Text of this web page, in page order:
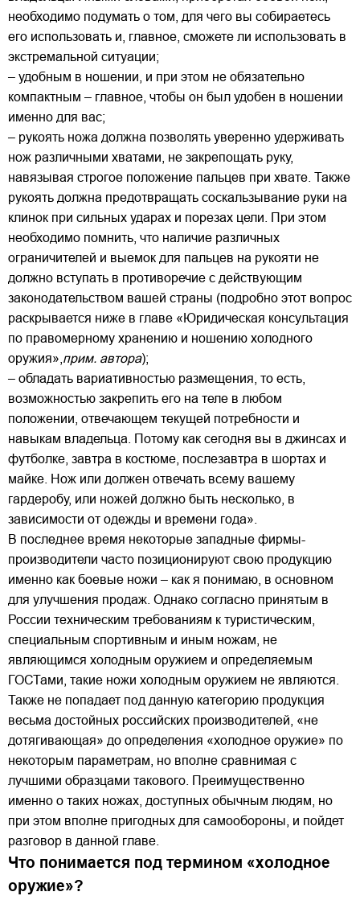
необходимо подумать о том, для чего вы собираетесь
его использовать и, главное, сможете ли использовать в
экстремальной ситуации;
– удобным в ношении, и при этом не обязательно
компактным – главное, чтобы он был удобен в ношении
именно для вас;
– рукоять ножа должна позволять уверенно удерживать
нож различными хватами, не закрепощать руку,
навязывая строгое положение пальцев при хвате. Также
рукоять должна предотвращать соскальзывание руки на
клинок при сильных ударах и порезах цели. При этом
необходимо помнить, что наличие различных
ограничителей и выемок для пальцев на рукояти не
должно вступать в противоречие с действующим
законодательством вашей страны (подробно этот вопрос
раскрывается ниже в главе «Юридическая консультация
по правомерному хранению и ношению холодного
оружия», прим. автора);
– обладать вариативностью размещения, то есть,
возможностью закрепить его на теле в любом
положении, отвечающем текущей потребности и
навыкам владельца. Потому как сегодня вы в джинсах и
футболке, завтра в костюме, послезавтра в шортах и
майке. Нож или должен отвечать всему вашему
гардеробу, или ножей должно быть несколько, в
зависимости от одежды и времени года».
В последнее время некоторые западные фирмы-
производители часто позиционируют свою продукцию
именно как боевые ножи – как я понимаю, в основном
для улучшения продаж. Однако согласно принятым в
России техническим требованиям к туристическим,
специальным спортивным и иным ножам, не
являющимся холодным оружием и определяемым
ГОСТами, такие ножи холодным оружием не являются.
Также не попадает под данную категорию продукция
весьма достойных российских производителей, «не
дотягивающая» до определения «холодное оружие» по
некоторым параметрам, но вполне сравнимая с
лучшими образцами такового. Преимущественно
именно о таких ножах, доступных обычным людям, но
при этом вполне пригодных для самообороны, и пойдет
разговор в данной главе.
Что понимается под термином «холодное
оружие»?